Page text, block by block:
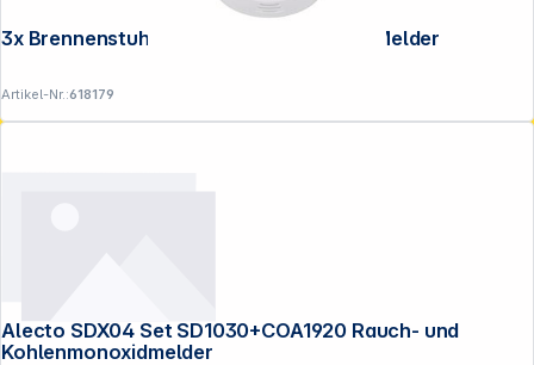
3x Brennenstuhl Rauchmelder 1 Jahres Melder
Artikel-Nr.:618179
Alecto SDX04 Set SD1030+COA1920 Rauch- und
Kohlenmonoxidmelder